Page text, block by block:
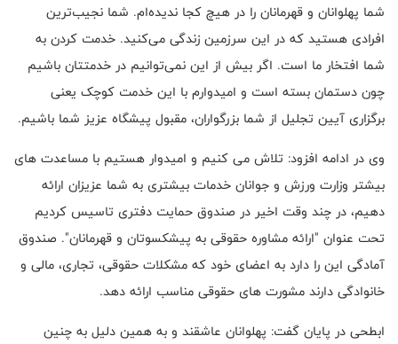
شما پهلوانان و قهرمانان را در هیچ کجا ندیده‌ام. شما نجیب‌ترین
افرادی هستید که در این سرزمین زندگی می‌کنید. خدمت کردن به
شما افتخار ما است. اگر بیش از این نمی‌توانیم در خدمتتان باشیم
چون دستمان بسته است و امیدوارم با این خدمت کوچک یعنی
برگزاری آیین تجلیل از شما بزرگواران، مقبول پیشگاه عزیز شما باشیم.
وی در ادامه افزود: تلاش می کنیم و امیدوار هستیم با مساعدت های
بیشتر وزارت ورزش و جوانان خدمات بیشتری به شما عزیزان ارائه
دهیم، در چند وقت اخیر در صندوق حمایت دفتری تاسیس کردیم
تحت عنوان "ارائه مشاوره حقوقی به پیشکسوتان و قهرمانان". صندوق
آمادگی این را دارد به اعضای خود که مشکلات حقوقی، تجاری، مالی و
خانوادگی دارند مشورت های حقوقی مناسب ارائه دهد.
ابطحی در پایان گفت: پهلوانان عاشقند و به همین دلیل به چنین